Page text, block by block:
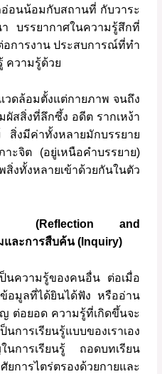
อ่อนน้อมกับสถานที่ กับวาระ
บรรยากาศในความรู้สึกที่
อการงาน ประสบการณ์ที่ทำ
ความรู้ด้วย
ดล้อมตั้งแต่กายภาพ จนถึง
ผัสสิ่งที่ลึกซึ้ง อดีต รากเหง้า
สิ่งมีค่าทั้งหลายมักบรรยาย
าะจิต(อยู่เหนือคำบรรยาย)
สิ่งทั้งหลายเข้าด้วยกันในตัว
(Reflection and
และการสืบค้น (Inquiry)
นความรู้ของคนอื่น
ต่อเมื่อ
ข้อมูลที่ได้ยินได้ฟัง หรืออ่าน
ต่อยอด ความรู้ที่เกิดขึ้นจะ
ป็นการเรียนรู้แบบของเราเอง
การเรียนรู้
ถอดบทเรียน
ยการไตร่ตรองด้วยกายและ